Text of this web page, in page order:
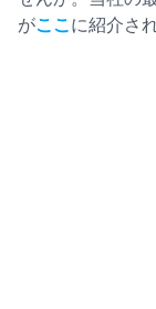
がここに紹介さ